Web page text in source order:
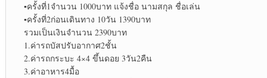
▪︎ครั้งที่1จำนวน 1000บาท แจ้งชื่อ นามสกุล ชื่อเล่น
▪︎ครั้งที่2ก่อนเดินทาง 10วัน 1390บาท
รวมเป็นเงินจำนวน 2390บาท
1.ค่ารถบัสปรับอากาศ2ชั้น
2.ค่ารถกระบะ 4×4 ขึ้นดอย 3วัน2คืน
3.ค่าอาหาร4มื้อ